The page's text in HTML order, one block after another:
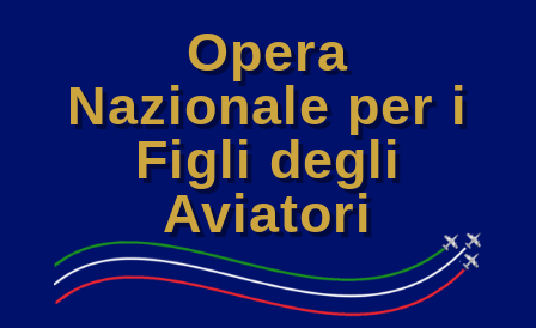
Opera
Nazionale per i
Figli degli
Aviatori